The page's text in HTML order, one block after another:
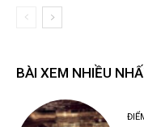
BÀI XEM NHIỀU